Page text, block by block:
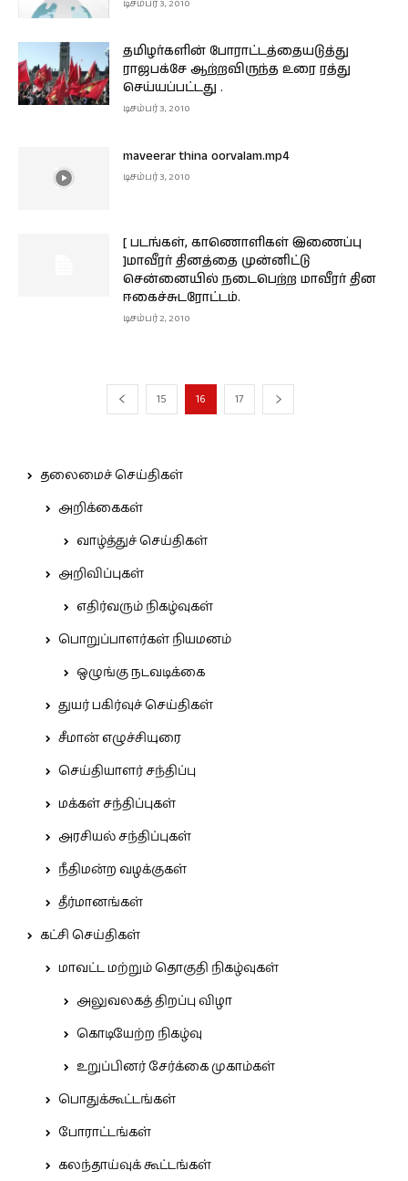
டிசம்பர் 3, 2010
தமிழர்களின் போராட்டத்தையடுத்து
ராஜபக்சே ஆற்றவிருந்த உரை ரத்து
செய்யப்பட்டது .
டிசம்பர் 3, 2010
maveerar thina oorvalam.mp4
டிசம்பர் 3, 2010
[ படங்கள், காணொளிகள் இணைப்பு
]மாவீரர் தினத்தை முன்னிட்டு
சென்னையில் நடைபெற்ற மாவீரர் தின
ஈகைச்சுடரோட்டம்.
டிசம்பர் 2, 2010
15 16 17
தலைமைச் செய்திகள்
அறிக்கைகள்
வாழ்த்துச் செய்திகள்
அறிவிப்புகள்
எதிர்வரும் நிகழ்வுகள்
பொறுப்பாளர்கள் நியமனம்
ஒழுங்கு நடவடிக்கை
துயர் பகிர்வுச் செய்திகள்
சீமான் எழுச்சியுரை
செய்தியாளர் சந்திப்பு
மக்கள் சந்திப்புகள்
அரசியல் சந்திப்புகள்
நீதிமன்ற வழக்குகள்
தீர்மானங்கள்
கட்சி செய்திகள்
மாவட்ட மற்றும் தொகுதி நிகழ்வுகள்
அலுவலகத் திறப்பு விழா
கொடியேற்ற நிகழ்வு
உறுப்பினர் சேர்க்கை முகாம்கள்
பொதுக்கூட்டங்கள்
போராட்டங்கள்
கலந்தாய்வுக் கூட்டங்கள்